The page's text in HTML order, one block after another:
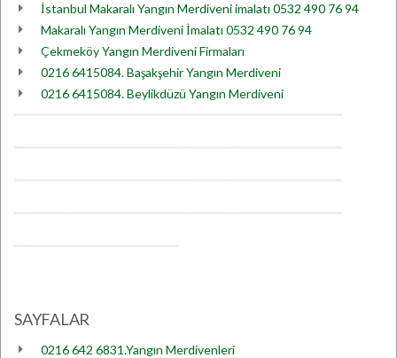
İstanbul Makaralı Yangın Merdiveni imalatı 0532 490 76 94
Makaralı Yangın Merdiveni İmalatı 0532 490 76 94
Çekmeköy Yangın Merdiveni Firmaları
0216 6415084. Başakşehir Yangın Merdiveni
0216 6415084. Beylikdüzü Yangın Merdiveni
SAYFALAR
0216 642 6831.Yangın Merdivenleri